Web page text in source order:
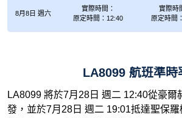
8月8日 週六
實際時間：
原定時間：12:40
實際時
原定時間
LA8099 航班準時
LA8099 將於7月28日 週二 12:40從豪爾
發，並於7月28日 週二 19:01抵達聖保